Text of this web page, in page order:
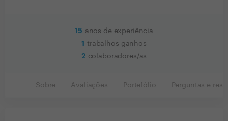
15 anos de experiência
1 trabalhos ganhos
2 colaboradores/as
Sobre Avaliações Portefólio Perguntas e